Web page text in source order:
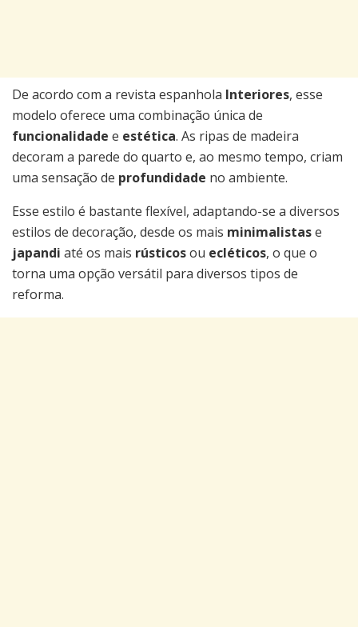
De acordo com a revista espanhola Interiores, esse
modelo oferece uma combinação única de
funcionalidade e estética. As ripas de madeira
decoram a parede do quarto e, ao mesmo tempo, criam
uma sensação de profundidade no ambiente.
Esse estilo é bastante flexível, adaptando-se a diversos
estilos de decoração, desde os mais minimalistase
japandi até os mais rústicosou ecléticos, o que o
torna uma opção versátil para diversos tipos de
reforma.